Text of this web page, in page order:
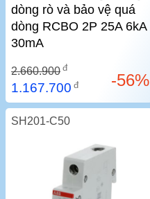
dòng rò và bảo vệ quá
dòng RCBO 2P 25A 6kA
30mA
2.660.900 đ
1.167.700 đ -56%
SH201-C50